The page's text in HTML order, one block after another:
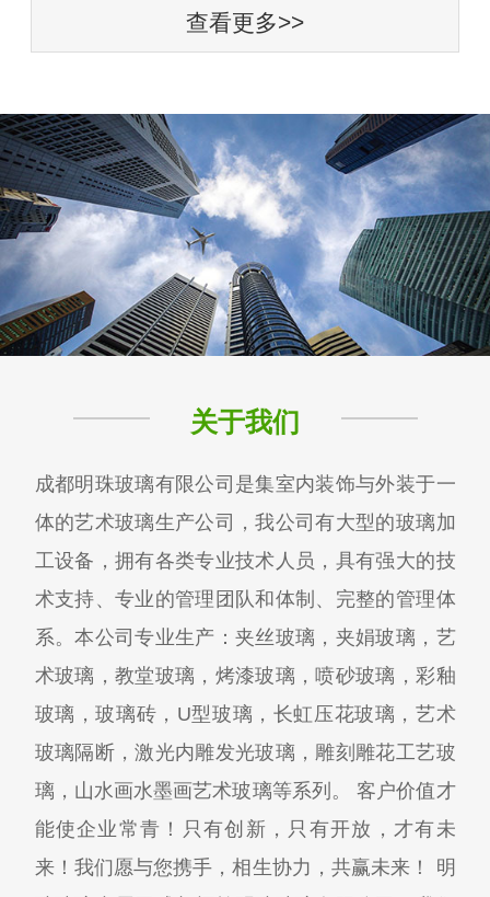
查看更多>>
关于我们
成都明珠玻璃有限公司是集室内装饰与外装于一
体的艺术玻璃生产公司，我公司有大型的玻璃加
工设备，拥有各类专业技术人员，具有强大的技
术支持、专业的管理团队和体制、完整的管理体
系。本公司专业生产：夹丝玻璃，夹娟玻璃，艺
术玻璃，教堂玻璃，烤漆玻璃，喷砂玻璃，彩釉
玻璃，玻璃砖，U型玻璃，长虹压花玻璃，艺术
玻璃隔断，激光内雕发光玻璃，雕刻雕花工艺玻
璃，山水画水墨画艺术玻璃等系列。 客户价值才
能使企业常青！只有创新，只有开放，才有未
来！我们愿与您携手，相生协力，共赢未来！ 明